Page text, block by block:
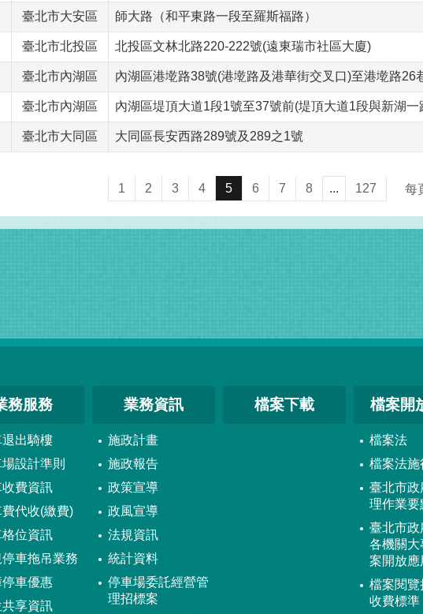
臺北市大安區 師大路（和平東路一段至羅斯福路）
臺北市北投區 北投區文林北路220-222號(遠東瑞市社區大廈)
臺北市內湖區 內湖區港墘路38號(港墘路及港華街交叉口)至港墘路26
臺北市內湖區 內湖區堤頂大道1段1號至37號前(堤頂大道1段與新湖一
臺北市大同區 大同區長安西路289號及289之1號
1 2 3 4 5 6 7 8 ... 127 每
務服務
出騎樓
設計準則
費資訊
代收(繳費)
位資訊
車拖吊業務
車優惠
享資訊
業務資訊
施政計畫
施政報告
政策宣導
政風宣導
法規資訊
統計資料
停車場委託經營管
理招標案
檔案下載 檔案開
檔案法
檔案法施
臺北市政
理作業要
臺北市政
各機關大
案開放應
檔案閱覽
收費標準